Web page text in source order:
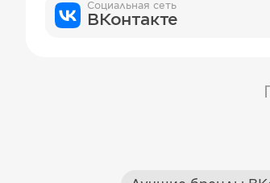
Социальная сеть
ВКонтакте